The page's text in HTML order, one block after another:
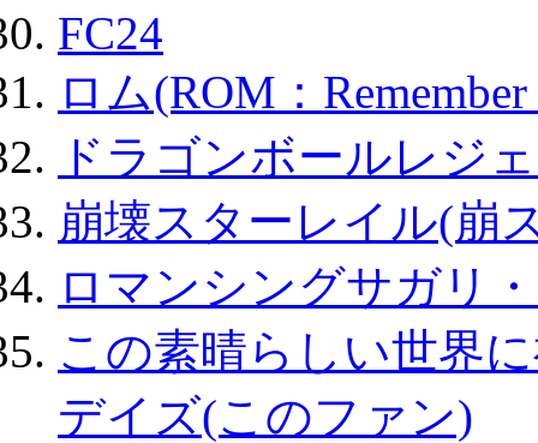
FC24
ロム(ROM：
ドラゴンボールレジ
崩壊スターレイル(崩
ロマンシングサガリ
この素晴らしい世界
デイズ(このファン)